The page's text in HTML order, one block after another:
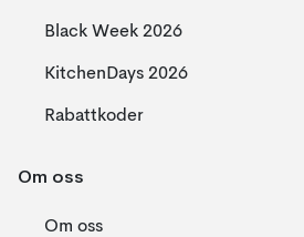
Black Week 2026
KitchenDays 2026
Rabattkoder
Om oss
Om oss